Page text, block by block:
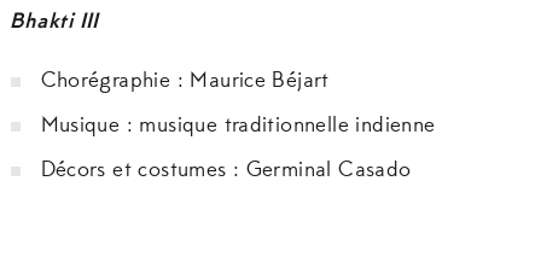
Bhakti III
Chorégraphie : Maurice Béjart
Musique : musique traditionnelle indienne
Décors et costumes : Germinal Casado